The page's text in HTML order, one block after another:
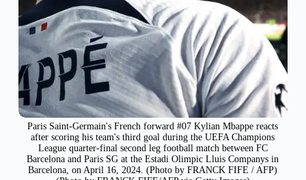
Paris Saint-Germain's French forward #07 Kylian Mbappe reacts
after scoring his team's third goal during the UEFA Champions
League quarter-final second leg football match between FC
Barcelona and Paris SG at the Estadi Olimpic Lluis Companys in
Barcelona, on April 16, 2024. (Photo by FRANCK FIFE / AFP)